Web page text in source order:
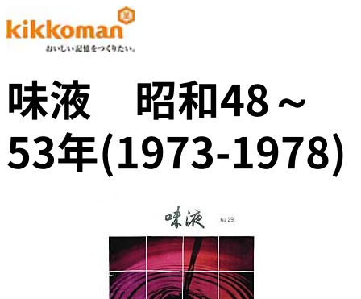
味液 昭和48～
53年(1973-1978)